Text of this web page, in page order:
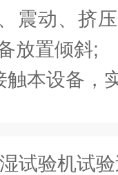
震动、挤
放置倾斜;
本设备，
验机试验过程